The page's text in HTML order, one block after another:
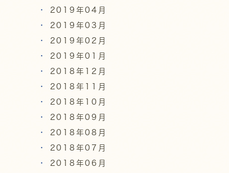
2019年04月
2019年03月
2019年02月
2019年01月
2018年12月
2018年11月
2018年10月
2018年09月
2018年08月
2018年07月
2018年06月